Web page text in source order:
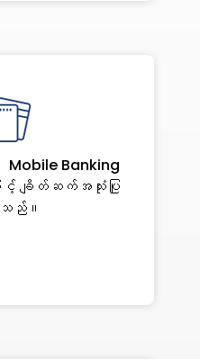
Mobile Banking
ြင့် ချိတ်ဆက်အသုံးပြု
ည်။